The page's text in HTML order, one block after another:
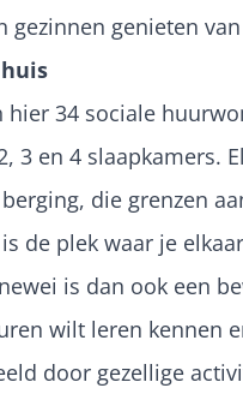
gezinnen genieten
hier 34 sociale
3 en 4 slaapkamers.
die grenzen
de plek waar je
is dan ook een
wilt leren kennen
door gezellige